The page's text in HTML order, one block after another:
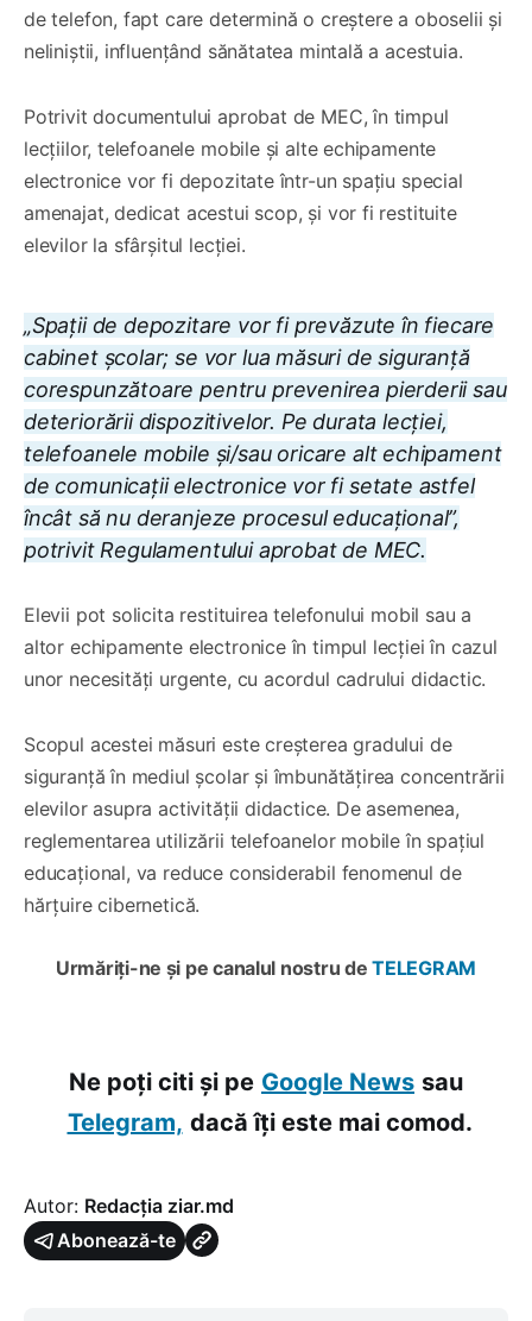
de telefon, fapt care determină o creștere a oboselii și
neliniștii, influențând sănătatea mintală a acestuia.
Potrivit documentului aprobat de MEC, în timpul
lecțiilor, telefoanele mobile și alte echipamente
electronice vor fi depozitate într-un spațiu special
amenajat, dedicat acestui scop, și vor fi restituite
elevilor la sfârșitul lecției.
„Spații de depozitare vor fi prevăzute în fiecare
cabinet școlar; se vor lua măsuri de siguranță
corespunzătoare pentru prevenirea pierderii sau
deteriorării dispozitivelor. Pe durata lecției,
telefoanele mobile și/sau oricare alt echipament
de comunicații electronice vor fi setate astfel
încât să nu deranjeze procesul educațional”,
potrivit Regulamentului aprobat de MEC.
Elevii pot solicita restituirea telefonului mobil sau a
altor echipamente electronice în timpul lecției în cazul
unor necesități urgente, cu acordul cadrului didactic.
Scopul acestei măsuri este creșterea gradului de
siguranță în mediul școlar și îmbunătățirea concentrării
elevilor asupra activității didactice. De asemenea,
reglementarea utilizării telefoanelor mobile în spațiul
educațional, va reduce considerabil fenomenul de
hărțuire cibernetică.
Urmăriți-ne și pe canalul nostru deTELEGRAM
Ne poți citi și pe Google News sau
Telegram, dacă îți este mai comod.
Autor: Redacția ziar.md
Abonează-te